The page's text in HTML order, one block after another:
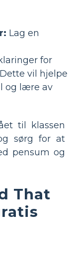
Lag en
for
vil hjelpe
og lære av
til klassen
sørg for at
pensum og
That